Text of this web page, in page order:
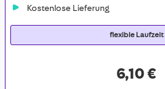
Kostenlose Lieferung
flexible Laufzeit
6,10 €